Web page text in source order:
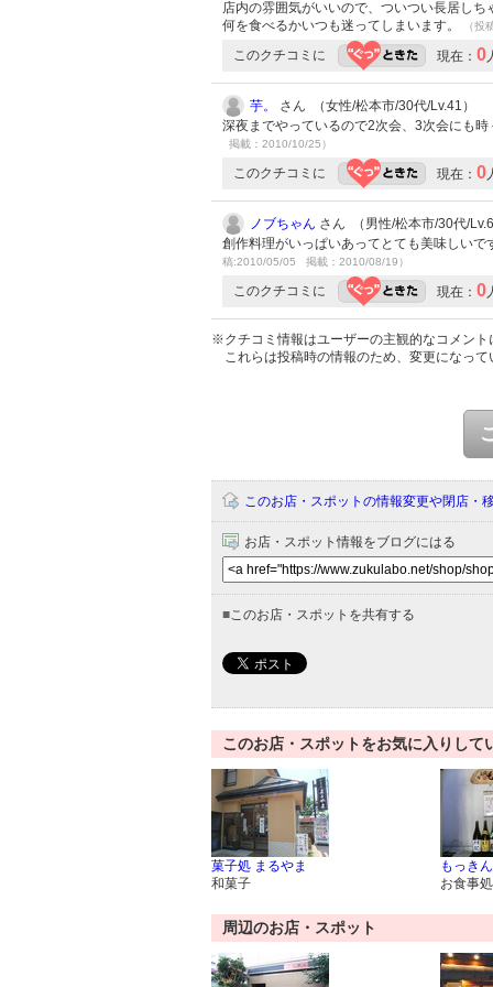
店内の雰囲気がいいので、ついつい長居し
何を食べるかいつも迷ってしまいます。
（
このクチコミに 現在： 0
芋。
さん （女性/松本市/30代/Lv.41）
深夜までやっているので2次会、3次会にも
掲載：2010/10/25）
このクチコミに 現在： 0
ノブちゃん さん （男性/松本市/30代/
創作料理がいっぱいあってとても美味しい
稿:2010/05/05 掲載：2010/08/19）
このクチコミに 現在： 0
※クチコミ情報はユーザーの主観的なコメント
これらは投稿時の情報のため、変更になっ
このお店・スポットの情報変更や閉店・
お店・スポット情報をブログにはる
■このお店・スポットを共有する
このお店・スポットをお気に入りして
菓子処 まるやま
和菓子
もっき
お食事処
周辺のお店・スポット